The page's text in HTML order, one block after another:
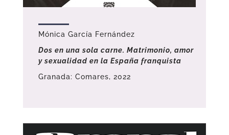
Mónica García Fernández
Dos en una sola carne. Matrimonio, amor
y sexualidad en la España franquista
Granada: Comares, 2022